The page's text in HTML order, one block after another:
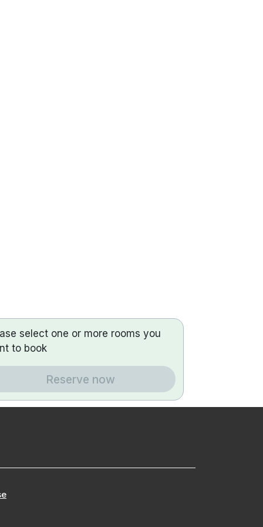
select one or more rooms you
to book
Reserve now